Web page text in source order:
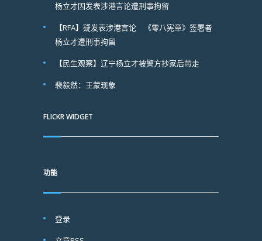
杨立才因发表涉港言论遭刑事拘留
【RFA】疑发表涉港言论 《零八宪章》签署者
杨立才遭刑事拘留
【民生观察】辽宁杨立才被警方抄家后带走
裴毅然：王蒙现象
FLICKR WIDGET
功能
登录